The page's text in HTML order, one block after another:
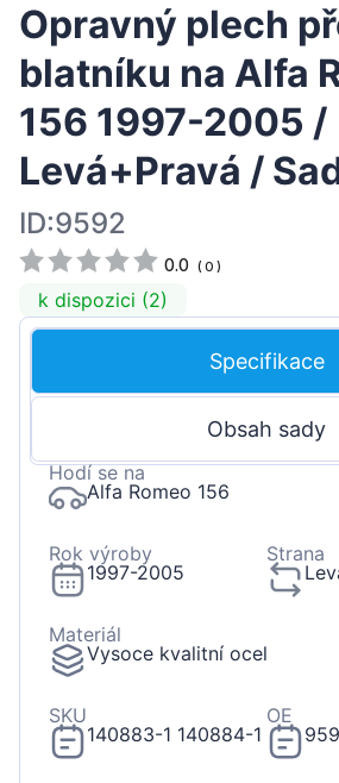
Opravný plech
blatníku na Alfa
156 1997-2005 /
Levá+Pravá /
ID:9592
0.0 (0 )
k dispozici (2)
Specifikace
Obsah sady
Hodí se na
Alfa Romeo 156
Rok výroby
1997-2005
Strana
Materiál
Vysoce kvalitní ocel
SKU
140883-1 140884-1
OE